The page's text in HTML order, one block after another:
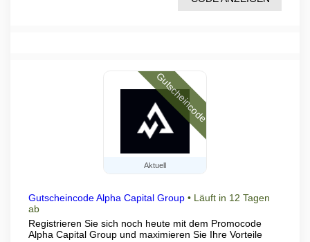
Aktuell
Gutscheincode
Gutscheincode Alpha Capital Group • Läuft in 12 Tagen
ab
Registrieren Sie sich noch heute mit dem Promocode
Alpha Capital Group und maximieren Sie Ihre Vorteile